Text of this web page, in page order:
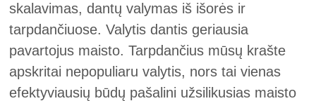
skalavimas, dantų valymas iš išorės ir
tarpdančiuose. Valytis dantis geriausia
pavartojus maisto. Tarpdančius mūsų krašte
apskritai nepopuliaru valytis, nors tai vienas
efektyviausių būdų pašalini užsilikusias maisto